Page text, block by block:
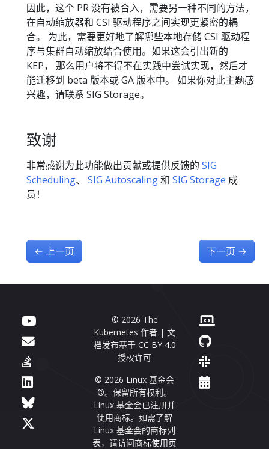
因此，这个 PR 没有被合入，需要另一种不同的方法，
在自动缩放器和 CSI 驱动程序之间实现更紧密的耦
合。 为此，需要更好地了解哪些本地存储 CSI 驱动程
序与集群自动缩放结合使用。如果这会引出新的
KEP， 那么用户将不得不在实践中尝试实现，然后才
能迁移到 beta 版本或 GA 版本中。 如果你对此主题感
兴趣，请联系 SIG Storage。
致谢
非常感谢为此功能做出贡献或提供反馈的 SIG
Scheduling、 SIG Autoscaling和 SIG Storage 成
员！
← 上一页 下一页 →
© 2026 The
Kubernetes 作者 | 文
档发布基于 CC BY 4.0
授权许可
© 2026 Linux 基金会
®。保留所有权利。
Linux 基金会已注册并
使用商标。如需了解
Linux 基金会的商标列
表，请访问商标使用页